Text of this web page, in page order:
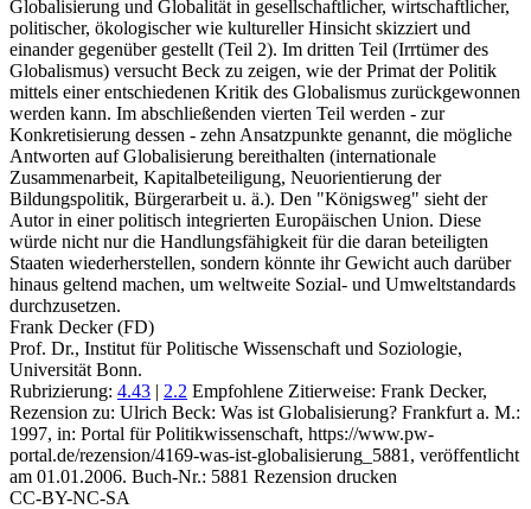
Globalisierung und Globalität in gesellschaftlicher, wirtschaftlicher,
politischer, ökologischer wie kultureller Hinsicht skizziert und
einander gegenüber gestellt (Teil 2). Im dritten Teil (Irrtümer des
Globalismus) versucht Beck zu zeigen, wie der Primat der Politik
mittels einer entschiedenen Kritik des Globalismus zurückgewonnen
werden kann. Im abschließenden vierten Teil werden - zur
Konkretisierung dessen - zehn Ansatzpunkte genannt, die mögliche
Antworten auf Globalisierung bereithalten (internationale
Zusammenarbeit, Kapitalbeteiligung, Neuorientierung der
Bildungspolitik, Bürgerarbeit u. ä.). Den "Königsweg" sieht der
Autor in einer politisch integrierten Europäischen Union. Diese
würde nicht nur die Handlungsfähigkeit für die daran beteiligten
Staaten wiederherstellen, sondern könnte ihr Gewicht auch darüber
hinaus geltend machen, um weltweite Sozial- und Umweltstandards
durchzusetzen.
Frank Decker (FD)
Prof. Dr., Institut für Politische Wissenschaft und Soziologie,
Universität Bonn.
Rubrizierung: 4.43 | 2.2 Empfohlene Zitierweise: Frank Decker,
Rezension zu: Ulrich Beck: Was ist Globalisierung? Frankfurt a. M.:
1997, in: Portal für Politikwissenschaft, https://www.pw-
portal.de/rezension/4169-was-ist-globalisierung_5881, veröffentlicht
am 01.01.2006. Buch-Nr.: 5881 Rezension drucken
CC-BY-NC-SA